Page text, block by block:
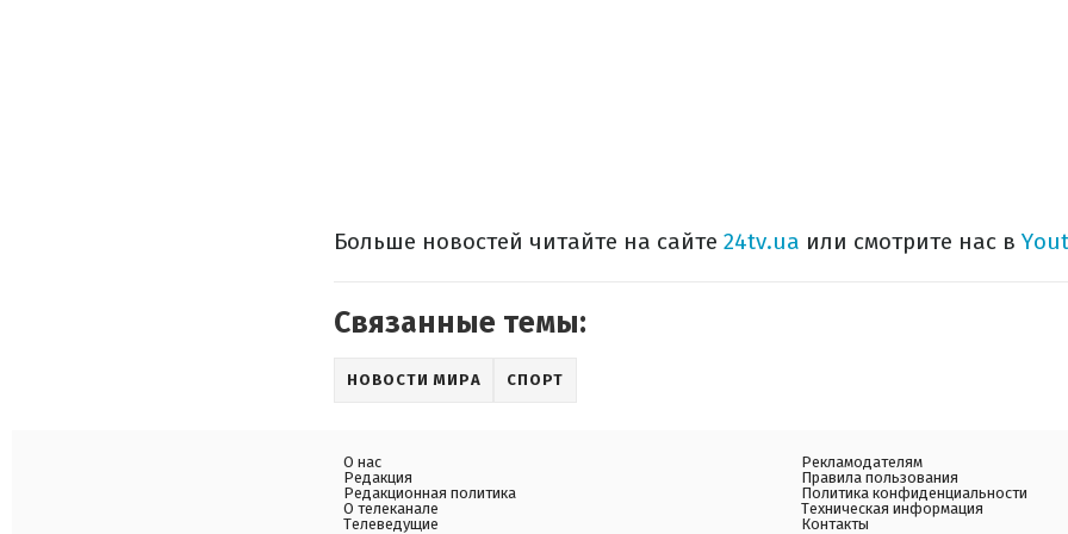
Больше новостей читайте на сайте 24tv.ua или смотрите нас в
Связанные темы:
НОВОСТИ МИРА СПОРТ
О нас
Редакция
Редакционная политика
О телеканале
Телеведущие
Рекламодателям
Правила пользования
Политика конфиденциальности
Техническая информация
Контакты